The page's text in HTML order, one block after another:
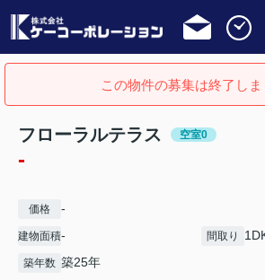
この物件の募集は終了しま
フローラルテラス 空室0
-
価格 -
建物面積- 間取り
築年数 築25年